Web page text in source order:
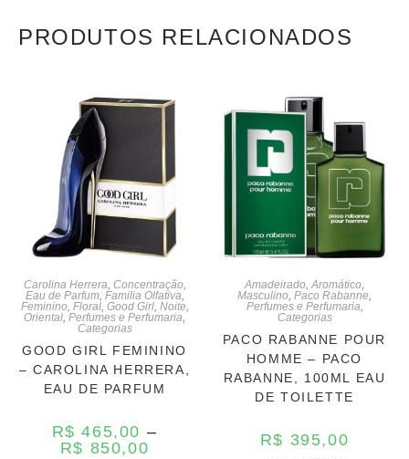
PRODUTOS RELACIONADOS
Carolina Herrera, Concentração,
Eau de Parfum, Familia Olfativa,
Feminino, Floral, Good Girl, Noite,
Oriental, Perfumes e Perfumaria,
Categorias
GOOD GIRL FEMININO
– CAROLINA HERRERA,
EAU DE PARFUM
R$ 465,00 –
R$ 850,00
Amadeirado,Aromático,
Masculino, Paco Rabanne,
Perfumes e Perfumaria,
Categorias
PACO RABANNE POUR
HOMME – PACO
RABANNE, 100ML EAU
DE TOILETTE
R$ 395,00